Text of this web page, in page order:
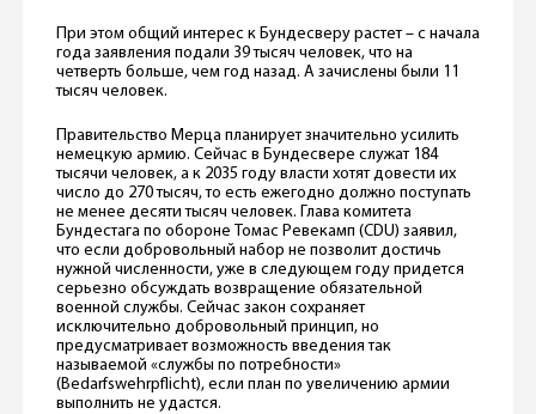
При этом общий интерес к Бундесверу растет – с начала
года заявления подали 39 тысяч человек, что на
четверть больше, чем год назад. А зачислены были 11
тысяч человек.
Правительство Мерца планирует значительно усилить
немецкую армию. Сейчас в Бундесвере служат 184
тысячи человек, а к 2035 году власти хотят довести их
число до 270 тысяч, то есть ежегодно должно поступать
не менее десяти тысяч человек. Глава комитета
Бундестага по обороне Томас Ревекамп (CDU) заявил,
что если добровольный набор не позволит достичь
нужной численности, уже в следующем году придется
серьезно обсуждать возвращение обязательной
военной службы. Сейчас закон сохраняет
исключительно добровольный принцип, но
предусматривает возможность введения так
называемой «службы по потребности»
(Bedarfswehrpflicht), если план по увеличению армии
выполнить не удастся.